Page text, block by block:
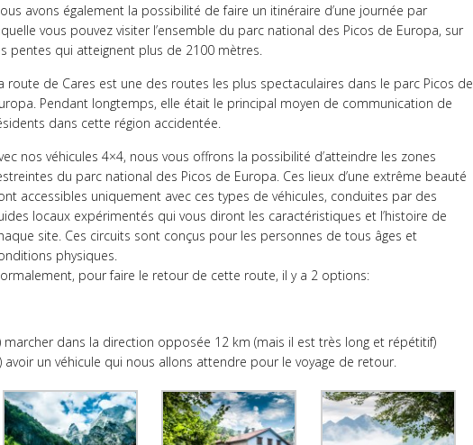
avons également la possibilité de faire un itinéraire d’une journée par
vous pouvez visiter l’ensemble du parc national des Picos de Europa, sur
pentes qui atteignent plus de 2100 mètres.
route de Cares est une des routes les plus spectaculaires dans le parc Picos de
Pendant longtemps, elle était le principal moyen de communication de
dans cette région accidentée.
nos véhicules 4×4, nous vous offrons la possibilité d’atteindre les zones
du parc national des Picos de Europa. Ces lieux d’une extrême beauté
accessibles uniquement avec ces types de véhicules, conduites par des
locaux expérimentés qui vous diront les caractéristiques et l’histoire de
site. Ces circuits sont conçus pour les personnes de tous âges et
physiques.
pour faire le retour de cette route, il y a 2 options:
marcher dans la direction opposée 12 km (mais il est très long et répétitif)
avoir un véhicule qui nous allons attendre pour le voyage de retour.